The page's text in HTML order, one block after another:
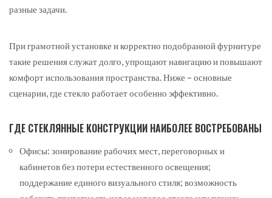
разные задачи.
При грамотной установке и корректно подобранной фурнитуре
такие решения служат долго, упрощают навигацию и повышают
комфорт использования пространства. Ниже – основные
сценарии, где стекло работает особенно эффективно.
ГДЕ СТЕКЛЯННЫЕ КОНСТРУКЦИИ НАИБОЛЕЕ ВОСТРЕБОВАНЫ
Офисы: зонирование рабочих мест, переговорных и
кабинетов без потери естественного освещения;
поддержание единого визуального стиля; возможность